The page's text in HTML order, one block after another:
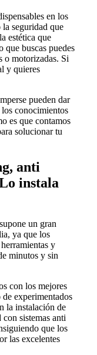
en los
seguridad que
estética que
que buscas puedes
o motorizadas. Si
y quieres
pueden dar
conocimientos
es que contamos
solucionar tu
anti
instala
un gran
ya que los
y
minutos y sin
con los mejores
experimentados
la instalación de
sistemas anti
que los
las excelentes